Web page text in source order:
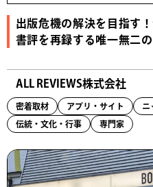
出版危機の解決を目指す
書評を再録する唯一無二
ALL REVIEWS株式会社
密着取材 アプリ・サイト ニ
伝統・文化・行事 専門家